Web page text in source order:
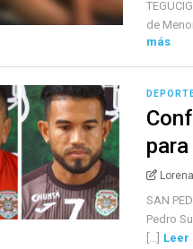
de
más
SAN
Pedro
[...] Leer